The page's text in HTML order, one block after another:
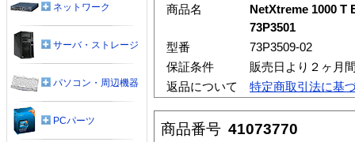
商品名
NetXtreme 1000
73P3501
型番
73P3509-02
保証条件
販売日より２ヶ月
返品について
特定商取引法に基
商品番号 41073770
ネットワーク
サーバ・ストレージ
パソコン・周辺機器
PCパーツ